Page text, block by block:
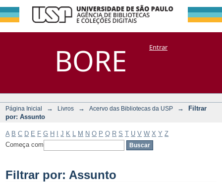
BORE
Filtrar por:
Assunto
DSpace/Manakin + CoriscoEntrar
Página Inicial → Livros → Acervo das Bibliotecas da USP →
Filtrar
por: Assunto
A B C D E F G H J K M N O P Q R S T U V W X Y Z
Começa com
Filtrar por: Assunto